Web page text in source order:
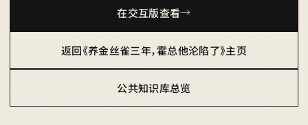
在交互版查看
返回《养金丝雀三年，霍总他沦陷了》主页
公共知识库总览